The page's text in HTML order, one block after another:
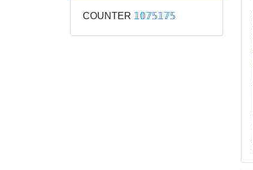
COUNTER 𝟙𝟘𝟟𝟝𝟙𝟟𝟝